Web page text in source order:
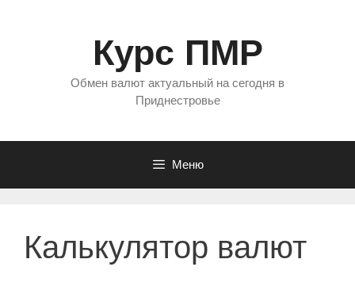
Курс ПМР
Обмен валют актуальный на сегодня в
Приднестровье
Меню
Калькулятор валют